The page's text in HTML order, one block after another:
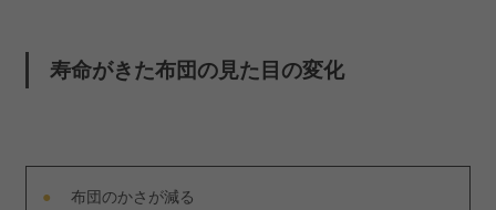
寿命がきた布団の見た目の変化
布団のかさが減る